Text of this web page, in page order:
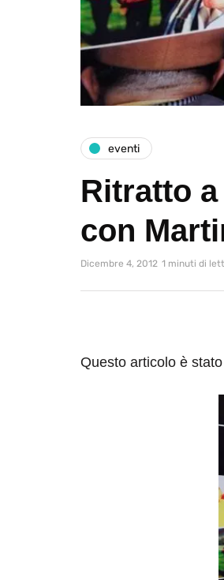
eventi
Ritratto
con
Dicembre 4, 2012 1 minuti di
Questo articolo è